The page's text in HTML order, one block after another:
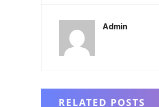
Admin
RELATED POSTS